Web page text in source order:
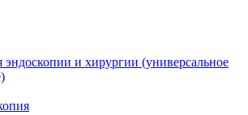
и хирургии (универсальное